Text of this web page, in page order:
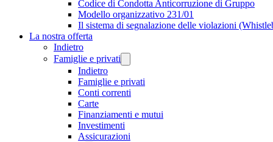
Codice di Condotta Anticorruzione di Gruppo
Modello organizzativo 231/01
Il sistema di segnalazione delle violazioni
La nostra offerta
Indietro
Famiglie e privati
Indietro
Famiglie e privati
Conti correnti
Carte
Finanziamenti e mutui
Investimenti
Assicurazioni